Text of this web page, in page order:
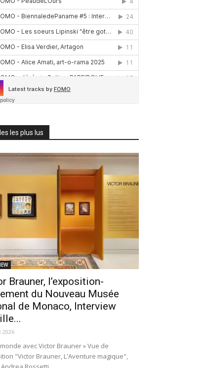
les plus lus
Brauner, l’exposition-
du Nouveau Musée
de Monaco, Interview
2026
avec Victor Brauner » Vue de
"Victor Brauner, L'Aventure magique",